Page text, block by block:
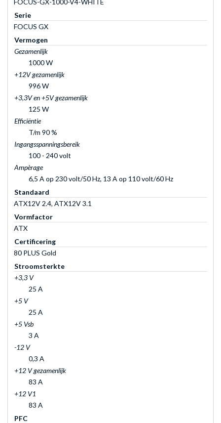
FOCUS-GX-1000-V4-WHITE
Serie
FOCUS GX
Vermogen
Gezamenlijk
1000 W
+12V gezamenlijk
996 W
+3,3V en +5V gezamenlijk
125 W
Efficiëntie
T/m 90 %
Ingangsspanningsbereik
100 - 240 volt
Ampèrage
6,5 A op 230 volt/50 Hz, 13 A op 110 volt/60 Hz
Standaard
ATX12V 2.4, ATX12V 3.1
Vormfactor
ATX
Certificering
80 PLUS Gold
Stroomsterkte
+3,3 V
25 A
+5 V
25 A
+5 Vsb
3 A
-12 V
0,3 A
+12 V gezamenlijk
83 A
+12 V1
83 A
PFC